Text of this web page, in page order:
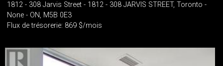
1812 - 308 Jarvis Street - 1812 - 308 JARVIS STREET, Toronto -
None - ON, M5B 0E3
Flux de trésorerie: 869 $/mois